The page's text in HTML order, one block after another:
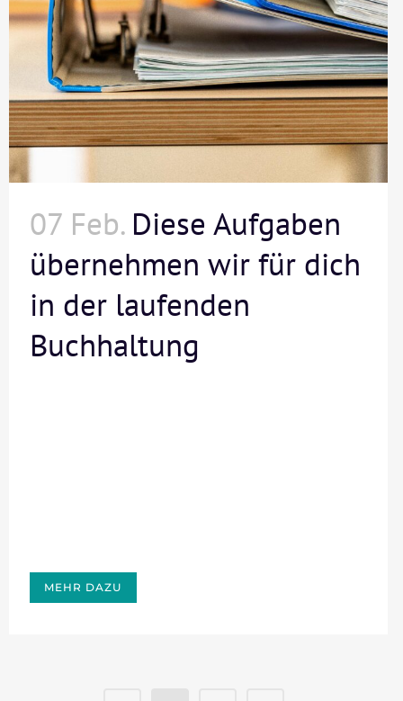
07 Feb. Diese Aufgaben
übernehmen wir für dich
in der laufenden
Buchhaltung
MEHR DAZU